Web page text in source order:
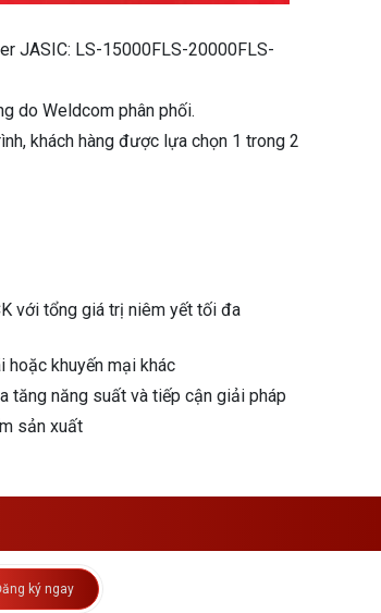
JASIC: LS-15000FLS-20000FLS-
do Weldcom phân phối.
khách hàng được lựa chọn 1 trong 2
với tổng giá trị niêm yết tối đa
hoặc khuyến mại khác
tăng năng suất và tiếp cận giải pháp
sản xuất
ký ngay